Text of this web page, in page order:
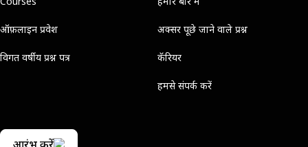
ऑफ़लाइन प्रवेश
विगत वर्षीय प्रश्न पत्र
अक्सर पूछे जाने वाले प्रश्न
कॅरियर
हमसे संपर्क करें